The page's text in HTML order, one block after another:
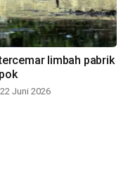
limbah pabrik
Juni 2026